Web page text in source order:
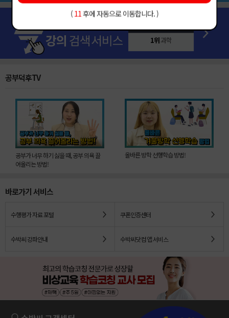
( 11후에 자동으로 이동합니다. )
10위
1위과학
5위
6위
사회
7위이온
공부덕후TV
공부가 너무 하기 싫을 때, 공부 의욕 끌
어올리는 방법!
올바른 방학 선행학습 방법!
바로가기 서비스
수행평가 자료 포털 쿠폰인증센터
수박씨 강좌안내 수박씨닷컴 앱 서비스